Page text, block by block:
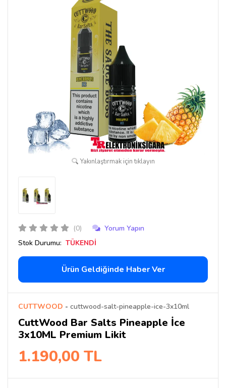
Yakınlaştırmak için tıklayın
(0)
Yorum Yapın
Stok Durumu: TÜKENDİ
Ürün Geldiğinde Haber Ver
CUTTWOOD - cuttwood-salt-pineapple-ice-3x10ml
CuttWood Bar Salts Pineapple İce
3x10ML Premium Likit
1.190,00 TL